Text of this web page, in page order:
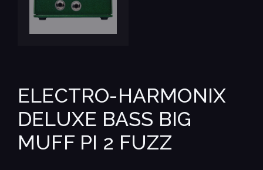
ELECTRO-HARMONIX
DELUXE BASS BIG
MUFF PI 2 FUZZ